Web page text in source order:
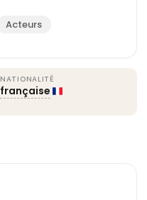
Acteurs
NATIONALITÉ
française